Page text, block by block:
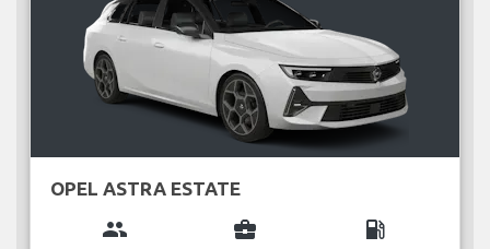
OPEL ASTRA ESTATE
group business_center local_gas_station